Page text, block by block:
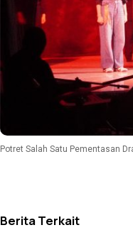
Potret Salah Satu Pementasan
Berita Terkait